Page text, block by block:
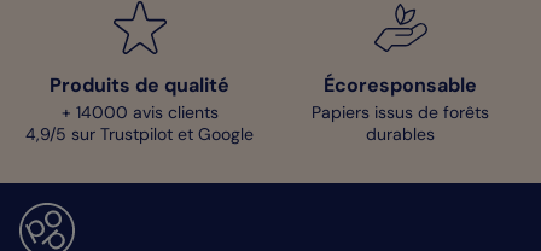
Produits de qualité
+ 14000 avis clients
4,9/5 sur Trustpilot et Google
Écoresponsable
Papiers issus de forêts
durables